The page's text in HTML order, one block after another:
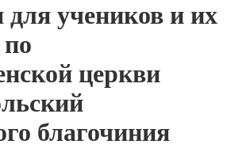
для учеников и их
церкви
благочиния